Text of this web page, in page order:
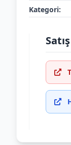
Kategori: